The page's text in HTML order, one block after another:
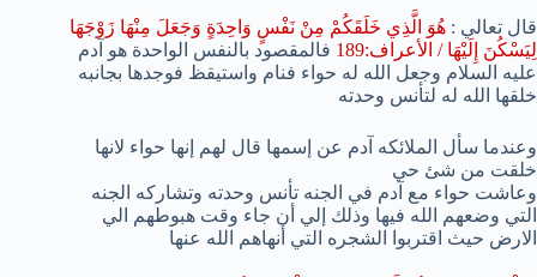
قال تعالي : هُوَ الَّذِي خَلَقَكُمْ مِنْ نَفْسٍ وَاحِدَةٍ وَجَعَلَ مِنْهَا زَوْجَهَا
لِيَسْكُنَ إِلَيْهَا / الأعراف:189
فالمقصود بالنفس الواحدة هو آدم
عليه السلام وجعل الله له حواء فنام واستيقظ فوجدها بجانبه
خلقها الله له لتأنس وحدته
وعندما سأل الملائكه آدم عن إسمها قال لهم إنها حواء لانها
خلقت من شئ حي
وعاشت حواء مع آدم في الجنه تأنس وحدته وتشاركه الجنه
التي وضعهم الله فيها وذلك إلي أن جاء وقت هبوطهم الي
الارض حيث اقتربوا الشجره التي أنهاهم الله عنها